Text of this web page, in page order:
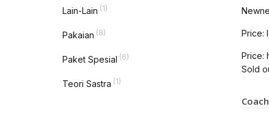
Price:
Price:
Sold
Lain-Lain (1)
Pakaian (8)
Paket Spesial (6)
Teori Sastra (1)